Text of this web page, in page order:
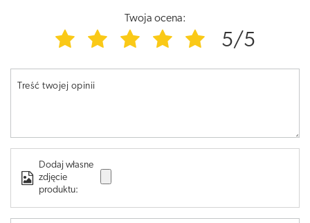
Twoja ocena:
5/5
Treść twojej opinii
Dodaj własne
zdjęcie
produktu: